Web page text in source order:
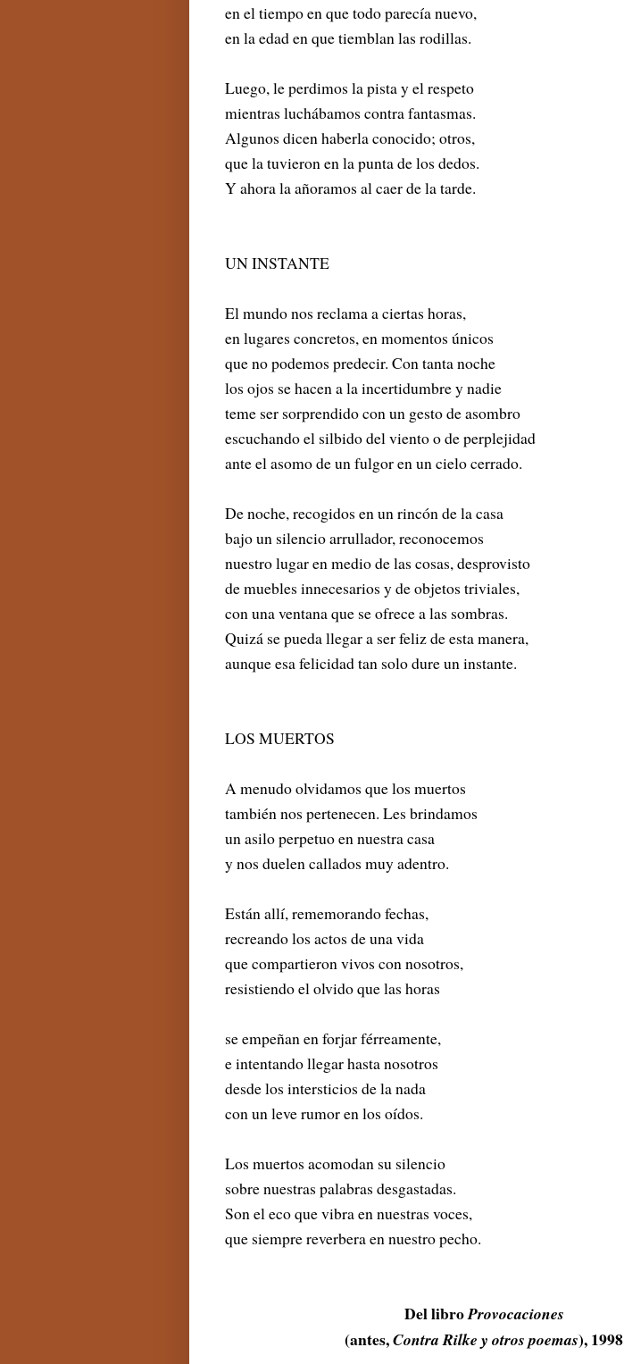
en el tiempo en que todo parecía nuevo,
en la edad en que tiemblan las rodillas.
Luego, le perdimos la pista y el respeto
mientras luchábamos contra fantasmas.
Algunos dicen haberla conocido; otros,
que la tuvieron en la punta de los dedos.
Y ahora la añoramos al caer de la tarde.
UN INSTANTE
El mundo nos reclama a ciertas horas,
en lugares concretos, en momentos únicos
que no podemos predecir. Con tanta noche
los ojos se hacen a la incertidumbre y nadie
teme ser sorprendido con un gesto de asombro
escuchando el silbido del viento o de perplejidad
ante el asomo de un fulgor en un cielo cerrado.
De noche, recogidos en un rincón de la casa
bajo un silencio arrullador, reconocemos
nuestro lugar en medio de las cosas, desprovisto
de muebles innecesarios y de objetos triviales,
con una ventana que se ofrece a las sombras.
Quizá se pueda llegar a ser feliz de esta manera,
aunque esa felicidad tan solo dure un instante.
LOS MUERTOS
A menudo olvidamos que los muertos
también nos pertenecen. Les brindamos
un asilo perpetuo en nuestra casa
y nos duelen callados muy adentro.
Están allí, rememorando fechas,
recreando los actos de una vida
que compartieron vivos con nosotros,
resistiendo el olvido que las horas
se empeñan en forjar férreamente,
e intentando llegar hasta nosotros
desde los intersticios de la nada
con un leve rumor en los oídos.
Los muertos acomodan su silencio
sobre nuestras palabras desgastadas.
Son el eco que vibra en nuestras voces,
que siempre reverbera en nuestro pecho.
Del libroProvocaciones
(antes,Contra Rilke y otros poemas), 1998